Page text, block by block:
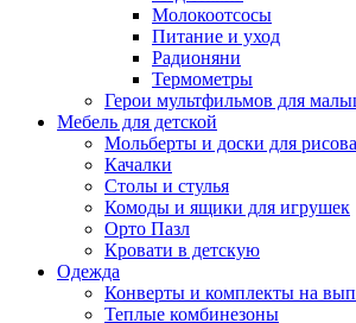
Молокоотсосы
Питание и уход
Радионяни
Термометры
Герои мультфильмов для
Мебель для детской
Мольберты и доски для
Качалки
Столы и стулья
Комоды и ящики для игрушек
Орто Пазл
Кровати в детскую
Одежда
Конверты и комплекты на
Теплые комбинезоны